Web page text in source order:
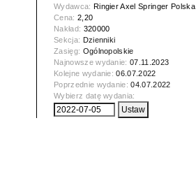
Wydawca: Ringier Axel Springer Polska
Cena: 2,20
Nakład: 320000
Sekcja: Dzienniki
Zasięg: Ogólnopolskie
Najnowsze wydanie:07.11.2023
Kolejne wydanie:06.07.2022
Poprzednie wydanie:04.07.2022
Wybierz datę wydania: